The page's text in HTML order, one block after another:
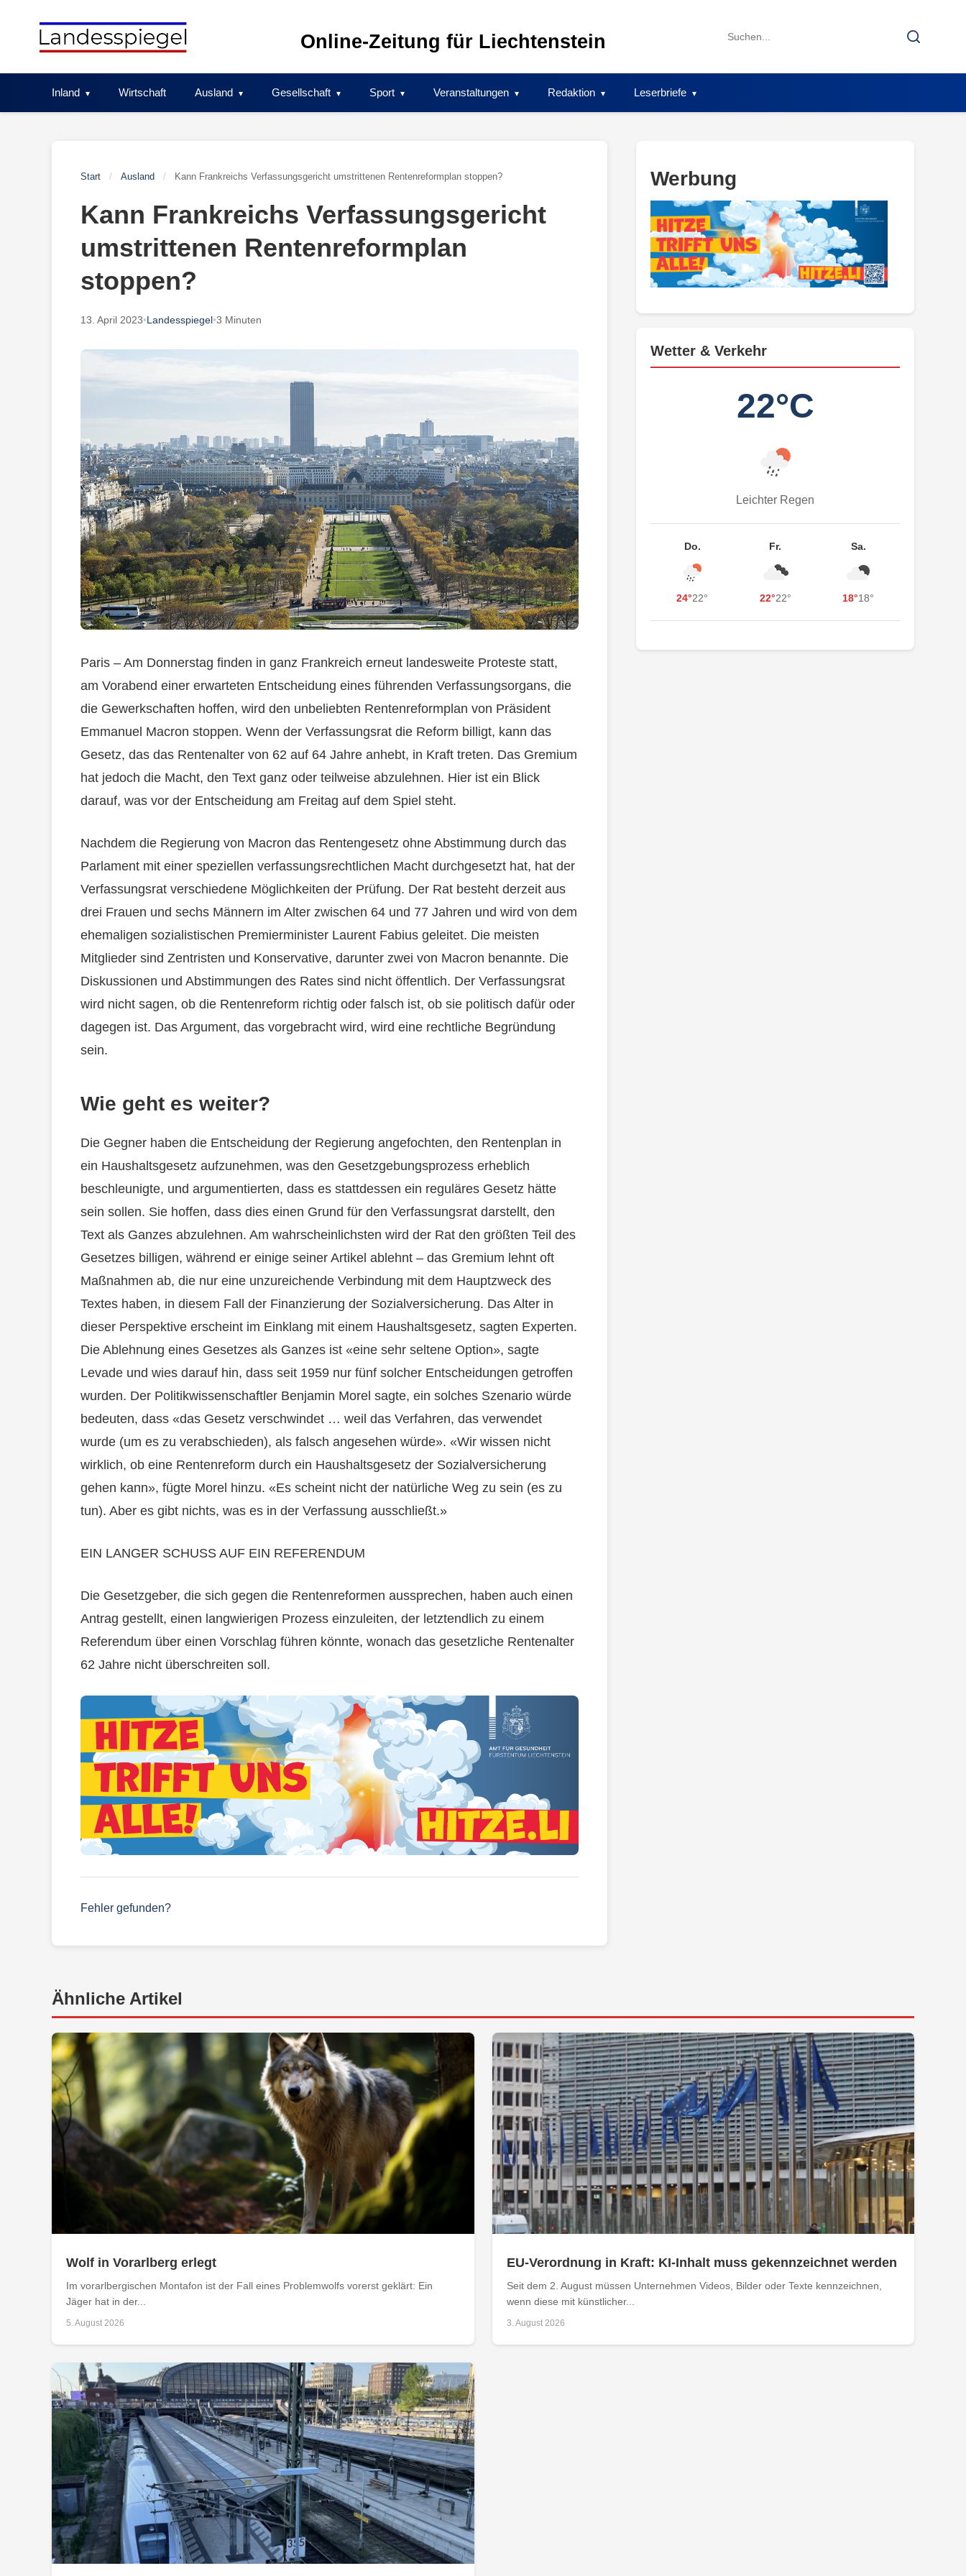
Online-Zeitung für Liechtenstein
Search
Search
Inland Wirtschaft Ausland Gesellschaft Sport Veranstaltungen Redaktion Leserbriefe
Start / Ausland / Kann Frankreichs Verfassungsgericht umstrittenen Rentenreformplan stoppen?
Kann Frankreichs Verfassungsgericht
umstrittenen Rentenreformplan
stoppen?
13. April 2023•Landesspiegel•3 Minuten
Paris – Am Donnerstag finden in ganz Frankreich erneut landesweite Proteste statt,
am Vorabend einer erwarteten Entscheidung eines führenden Verfassungsorgans, die
die Gewerkschaften hoffen, wird den unbeliebten Rentenreformplan von Präsident
Emmanuel Macron stoppen. Wenn der Verfassungsrat die Reform billigt, kann das
Gesetz, das das Rentenalter von 62 auf 64 Jahre anhebt, in Kraft treten. Das Gremium
hat jedoch die Macht, den Text ganz oder teilweise abzulehnen. Hier ist ein Blick
darauf, was vor der Entscheidung am Freitag auf dem Spiel steht.
Nachdem die Regierung von Macron das Rentengesetz ohne Abstimmung durch das
Parlament mit einer speziellen verfassungsrechtlichen Macht durchgesetzt hat, hat der
Verfassungsrat verschiedene Möglichkeiten der Prüfung. Der Rat besteht derzeit aus
drei Frauen und sechs Männern im Alter zwischen 64 und 77 Jahren und wird von dem
ehemaligen sozialistischen Premierminister Laurent Fabius geleitet. Die meisten
Mitglieder sind Zentristen und Konservative, darunter zwei von Macron benannte. Die
Diskussionen und Abstimmungen des Rates sind nicht öffentlich. Der Verfassungsrat
wird nicht sagen, ob die Rentenreform richtig oder falsch ist, ob sie politisch dafür oder
dagegen ist. Das Argument, das vorgebracht wird, wird eine rechtliche Begründung
sein.
Wie geht es weiter?
Die Gegner haben die Entscheidung der Regierung angefochten, den Rentenplan in
ein Haushaltsgesetz aufzunehmen, was den Gesetzgebungsprozess erheblich
beschleunigte, und argumentierten, dass es stattdessen ein reguläres Gesetz hätte
sein sollen. Sie hoffen, dass dies einen Grund für den Verfassungsrat darstellt, den
Text als Ganzes abzulehnen. Am wahrscheinlichsten wird der Rat den größten Teil des
Gesetzes billigen, während er einige seiner Artikel ablehnt – das Gremium lehnt oft
Maßnahmen ab, die nur eine unzureichende Verbindung mit dem Hauptzweck des
Textes haben, in diesem Fall der Finanzierung der Sozialversicherung. Das Alter in
dieser Perspektive erscheint im Einklang mit einem Haushaltsgesetz, sagten Experten.
Die Ablehnung eines Gesetzes als Ganzes ist «eine sehr seltene Option», sagte
Levade und wies darauf hin, dass seit 1959 nur fünf solcher Entscheidungen getroffen
wurden. Der Politikwissenschaftler Benjamin Morel sagte, ein solches Szenario würde
bedeuten, dass «das Gesetz verschwindet … weil das Verfahren, das verwendet
wurde (um es zu verabschieden), als falsch angesehen würde». «Wir wissen nicht
wirklich, ob eine Rentenreform durch ein Haushaltsgesetz der Sozialversicherung
gehen kann», fügte Morel hinzu. «Es scheint nicht der natürliche Weg zu sein (es zu
tun). Aber es gibt nichts, was es in der Verfassung ausschließt.»
EIN LANGER SCHUSS AUF EIN REFERENDUM
Die Gesetzgeber, die sich gegen die Rentenreformen aussprechen, haben auch einen
Antrag gestellt, einen langwierigen Prozess einzuleiten, der letztendlich zu einem
Referendum über einen Vorschlag führen könnte, wonach das gesetzliche Rentenalter
62 Jahre nicht überschreiten soll.
Fehler gefunden?
Werbung
Wetter & Verkehr
22°C
Leichter Regen
Do.
24°22°
Fr.
22°22°
Sa.
18°18°
Ähnliche Artikel
Wolf in Vorarlberg erlegt
Im vorarlbergischen Montafon ist der Fall eines Problemwolfs vorerst geklärt: Ein
Jäger hat in der...
5. August 2026
EU-Verordnung in Kraft: KI-Inhalt muss gekennzeichnet werden
Seit dem 2. August müssen Unternehmen Videos, Bilder oder Texte kennzeichnen,
wenn diese mit künstlicher...
3. August 2026